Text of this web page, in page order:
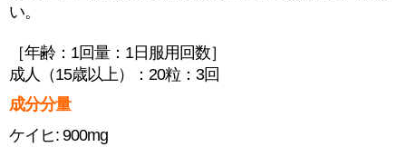
い。
［年齢：1回量：1日服用回数］
成人（15歳以上）：20粒：3回
成分分量
ケイヒ: 900mg